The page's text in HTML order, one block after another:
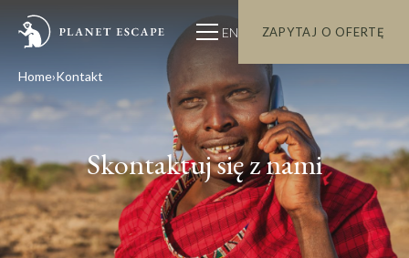
EN ZAPYTAJ O OFERTĘ
Home Kontakt
Skontaktuj się z nami